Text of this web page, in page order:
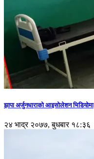
झापा अर्जुनधाराको आइसोलेशन भिडियोमा
२४ भाद्र २०७७, बुधबार १८:३६